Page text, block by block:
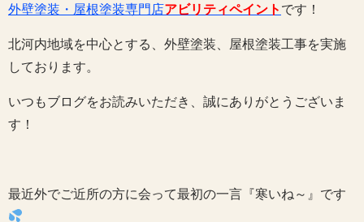
外壁塗装・屋根塗装専門店アビリティペイント です！
北河内地域を中心とする、外壁塗装、屋根塗装工事を実施
しております。
いつもブログをお読みいただき、誠にありがとうございま
す！
最近外でご近所の方に会って最初の一言『寒いね～』です